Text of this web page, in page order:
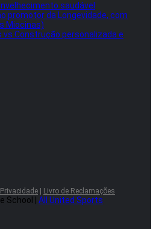
saudável
promotor da Longevidade, com
Miocinas)
vs Construção personalizada e
Livro de Reclamações
School | All United Sports